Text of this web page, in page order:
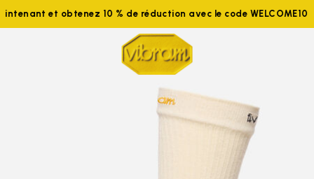
et obtenez 10 % de réduction avec le code WELCOME10